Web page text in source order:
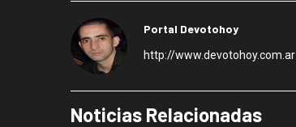
Portal Devotohoy
http://www.devotohoy.com.ar
Noticias Relacionadas